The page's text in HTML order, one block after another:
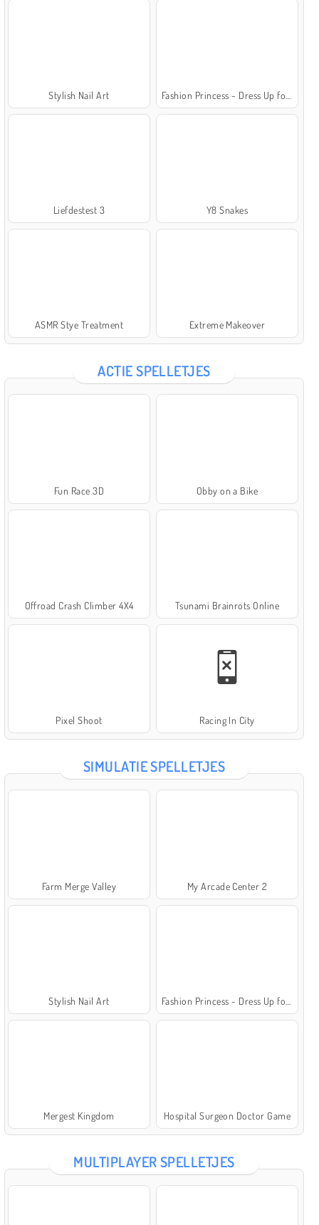
Stylish Nail Art
Liefdestest 3 Y8 Snakes
ASMR Stye Treatment Extreme Makeover
ACTIE SPELLETJES
Fun Race 3D Obby on a Bike
Offroad Crash Climber 4X4 Tsunami Brainrots Online
Pixel Shoot Racing In City
SIMULATIE SPELLETJES
Farm Merge Valley My Arcade Center 2
Stylish Nail Art
Mergest Kingdom Hospital Surgeon Doctor Game
MULTIPLAYER SPELLETJES